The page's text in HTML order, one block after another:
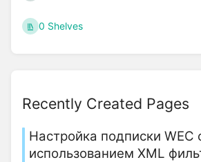
0 Shelves
Recently Created Pages
Настройка подписки WEC
использованием XML